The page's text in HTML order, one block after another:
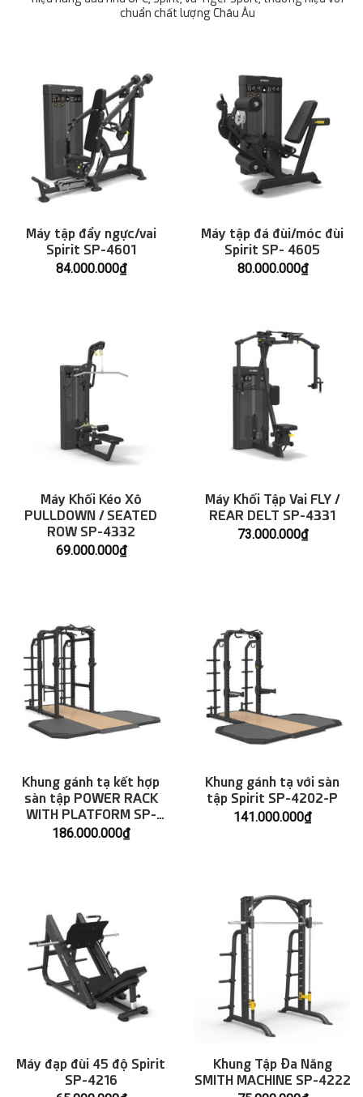
chuẩn chất lượng Châu Âu
Máy tập đẩy ngực/vai
Spirit SP-4601
84.000.000₫
Máy tập đá đùi/móc đùi
Spirit SP- 4605
80.000.000₫
Máy Khối Kéo Xô
PULLDOWN / SEATED
ROW SP-4332
69.000.000₫
Máy Khối Tập Vai FLY /
REAR DELT SP-4331
73.000.000₫
Khung gánh tạ kết hợp
sàn tập POWER RACK
WITH PLATFORM SP-
4203-P
186.000.000₫
Khung gánh tạ với sàn
tập Spirit SP-4202-P
141.000.000₫
Máy đạp đùi 45 độ Spirit
SP-4216
Khung Tập Đa Năng
SMITH MACHINE SP-4222